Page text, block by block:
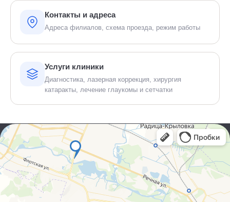
Контакты и адреса
Адреса филиалов, схема проезда, режим работы
Услуги клиники
Диагностика, лазерная коррекция, хирургия
катаракты, лечение глаукомы и сетчатки